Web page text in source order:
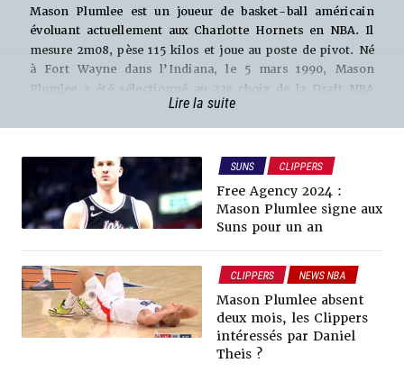
Mason Plumlee est un joueur de basket-ball américain
évoluant actuellement aux Charlotte Hornets en NBA. Il
mesure 2m08, pèse 115 kilos et joue au poste de pivot. Né
à Fort Wayne dans l’Indiana, le 5 mars 1990, Mason
Plumlee a été sélectionné au 22e choix de la Draft NBA
2013 par les Brooklyn Nets en provenance de l’université
de Duke. Mason Plumlee a participé à 12 saisons en NBA
Nets, des Portland Trail Blazers, des Denver Nuggets, des
Charlotte Hornets, des Los Angeles Clippers et des
Phoenix Suns en NBA.
Mason Plumlee, la raquette ou rien
Il est surtout un défenseur intérieur de métier. Son rôle
est de ne pas laisser les joueurs adverses s’approcher de
son panier. Il est un petit peu plus en difficulté lorsqu’il
doit s’éloigner du cercle. En attaque également, c’est
dans la raquette que Mason Plumlee s’illustre. Il dispose
de bonnes mains et de bonnes finitions au cercle. Il est
Lire la suite
SUNS
CLIPPERS
NEWS NBA
Free Agency 2024 :
Mason Plumlee signe aux
Suns pour un an
CLIPPERS NEWS NBA
Mason Plumlee absent
deux mois, les Clippers
intéressés par Daniel
Theis ?